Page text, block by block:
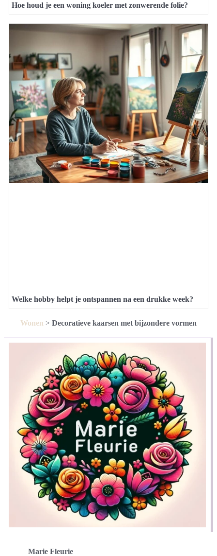
Hoe houd je een woning koeler met zonwerende folie?
Welke hobby helpt je ontspannen na een drukke week?
Wonen > Decoratieve kaarsen met bijzondere vormen
Marie Fleurie